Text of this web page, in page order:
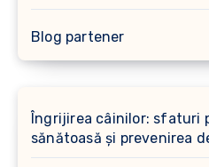
Blog partener
Îngrijirea câinilor: sfaturi
sănătoasă și prevenirea